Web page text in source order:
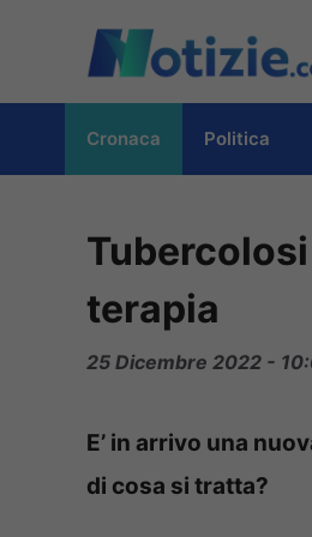
contenuto
Cronaca Politica
terapia
25 Dicembre 2022 -
E’ in arrivo una
di cosa si tratta?